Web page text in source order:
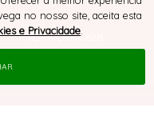
PLATAFORMA B2B
no nosso site, aceita esta
e Privacidade